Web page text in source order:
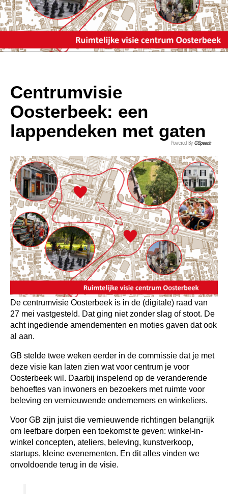
Centrumvisie
Oosterbeek: een
lappendeken met gaten
Powered By GSpeech
De centrumvisie Oosterbeek is in de (digitale) raad van
27 mei vastgesteld. Dat ging niet zonder slag of stoot. De
acht ingediende amendementen en moties gaven dat ook
al aan.
GB stelde twee weken eerder in de commissie dat je met
deze visie kan laten zien wat voor centrum je voor
Oosterbeek wil. Daarbij inspelend op de veranderende
behoeftes van inwoners en bezoekers met ruimte voor
beleving en vernieuwende ondernemers en winkeliers.
Voor GB zijn juist die vernieuwende richtingen belangrijk
om leefbare dorpen een toekomst te geven: winkel-in-
winkel concepten, ateliers, beleving, kunstverkoop,
startups, kleine evenementen. En dit alles vinden we
onvoldoende terug in de visie.